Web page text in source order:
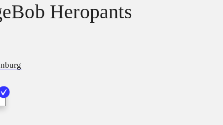
Heropants